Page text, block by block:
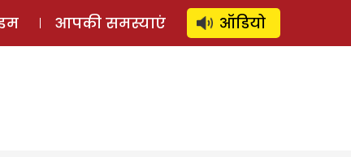
लॉग इन ⚲ SUBSCRIBE
आपकी समस्याएं ऑडियो